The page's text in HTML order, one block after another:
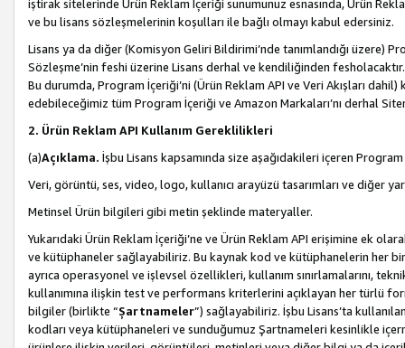
iştirak sitelerinde Ürün Reklam İçeriği sunumunuz esnasında, Ürün
ve bu lisans sözleşmelerinin koşulları ile bağlı olmayı kabul edersiniz.
Lisans ya da diğer (Komisyon Geliri Bildirimi’nde tanımlandığı üzere)
Sözleşme’nin feshi üzerine Lisans derhal ve kendiliğinden
Bu durumda, Program İçeriği’ni (Ürün Reklam API ve Veri Akışları
edebileceğimiz tüm Program İçeriği ve Amazon Markaları’nı derhal
2. Ürün Reklam API Kullanım Gereklilikleri
(a)Açıklama. İşbu Lisans kapsamında size aşağıdakileri içeren
Veri, görüntü, ses, video, logo, kullanıcı arayüzü tasarımları ve diğer
Metinsel Ürün bilgileri gibi metin şeklinde materyaller.
Yukarıdaki Ürün Reklam İçeriği’ne ve Ürün Reklam API erişimine ek
ve kütüphaneler sağlayabiliriz. Bu kaynak kod ve kütüphanelerin her
ayrıca operasyonel ve işlevsel özellikleri, kullanım sınırlamalarını,
kullanımına ilişkin test ve performans kriterlerini açıklayan her türlü
bilgiler (birlikte “Şartnameler”) sağlayabiliriz. İşbu Lisans’ta
kodları veya kütüphaneleri ve sunduğumuz Şartnameleri kesinlikle